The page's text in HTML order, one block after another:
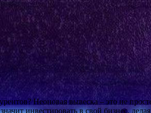
Неоновая вывеска – это не
инвестировать в свой бизнес,